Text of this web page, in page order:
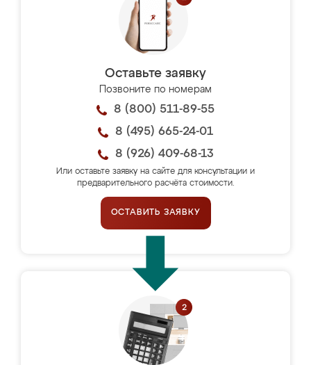
Оставьте заявку
Позвоните по номерам
8 (800) 511-89-55
8 (495) 665-24-01
8 (926) 409-68-13
Или оставьте заявку на сайте для консультации и
предварительного расчёта стоимости.
ОСТАВИТЬ ЗАЯВКУ